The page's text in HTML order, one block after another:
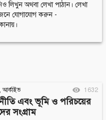
লিখুন অথবা লেখা পাঠান। লেখা
যোগাযোগ করুন -
,আর্কাইভ 1632
এবং ভূমি ও পরিচয়ের
সংগ্রাম